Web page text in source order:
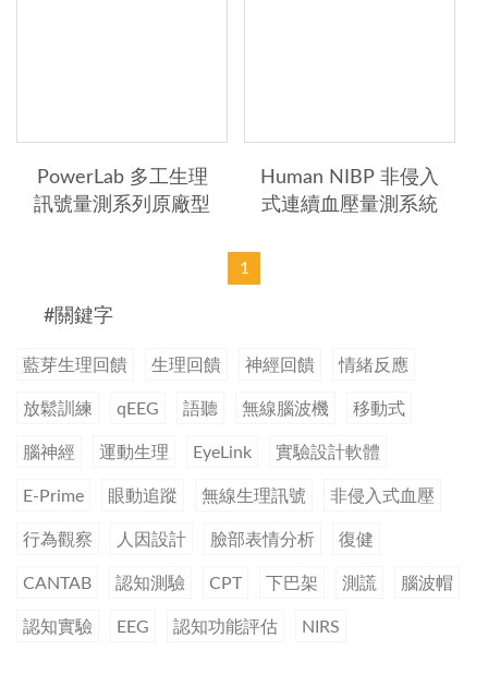
PowerLab 多工生理
訊號量測系列原廠型
Human NIBP 非侵入
式連續血壓量測系統
1
#關鍵字
藍芽生理回饋 生理回饋 神經回饋 情緒反應
放鬆訓練 qEEG 語聽 無線腦波機 移動式
腦神經 運動生理 EyeLink 實驗設計軟體
E-Prime 眼動追蹤 無線生理訊號 非侵入式血壓
行為觀察 人因設計 臉部表情分析 復健
CANTAB 認知測驗 CPT 下巴架 測謊 腦波帽
認知實驗 EEG 認知功能評估 NIRS